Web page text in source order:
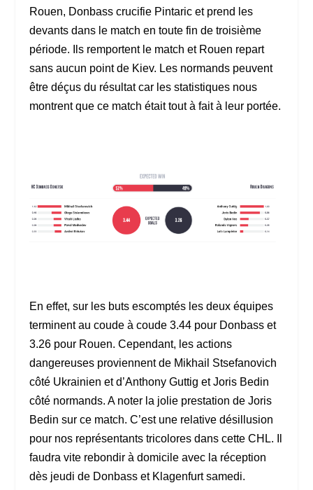
Rouen, Donbass crucifie Pintaric et prend les
devants dans le match en toute fin de troisième
période. Ils remportent le match et Rouen repart
sans aucun point de Kiev. Les normands peuvent
être déçus du résultat car les statistiques nous
montrent que ce match était tout à fait à leur portée.
En effet, sur les buts escomptés les deux équipes
terminent au coude à coude 3.44 pour Donbass et
3.26 pour Rouen. Cependant, les actions
dangereuses proviennent de Mikhail Stsefanovich
côté Ukrainien et d’Anthony Guttig et Joris Bedin
côté normands. A noter la jolie prestation de Joris
Bedin sur ce match. C’est une relative désillusion
pour nos représentants tricolores dans cette CHL. Il
faudra vite rebondir à domicile avec la réception
dès jeudi de Donbass et Klagenfurt samedi.